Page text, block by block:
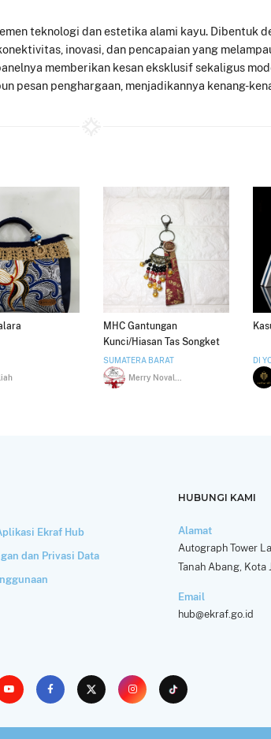
teknologi dan estetika alami kayu. Dibentuk
inovasi, dan pencapaian yang
memberikan kesan eksklusif sekaligus
pesan penghargaan, menjadikannya kenang-
MHC Gantungan
Kunci/Hiasan Tas Songket
Asli Minang
SUMATERA BARAT
DI
Ekraf Hub
dan Privasi Data
HUBUNGI KAMI
Alamat
Autograph Tower
Tanah Abang, Kota
Email
hub@ekraf.go.id